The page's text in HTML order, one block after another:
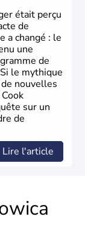
était perçu
de
a changé : le
une
de
le mythique
nouvelles
sur un
de
Lire l'article